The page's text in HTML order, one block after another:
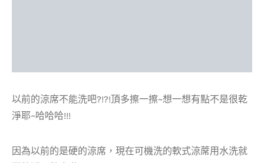
以前的涼席不能洗吧?!?!頂多擦一擦~想一想有點不是很乾
淨耶~哈哈哈!!!
因為以前的是硬的涼席，現在可機洗的軟式涼蓆用水洗就